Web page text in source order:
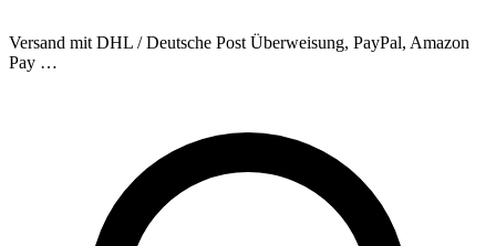
Versand mit DHL / Deutsche Post Überweisung, PayPal, Amazon
Pay …